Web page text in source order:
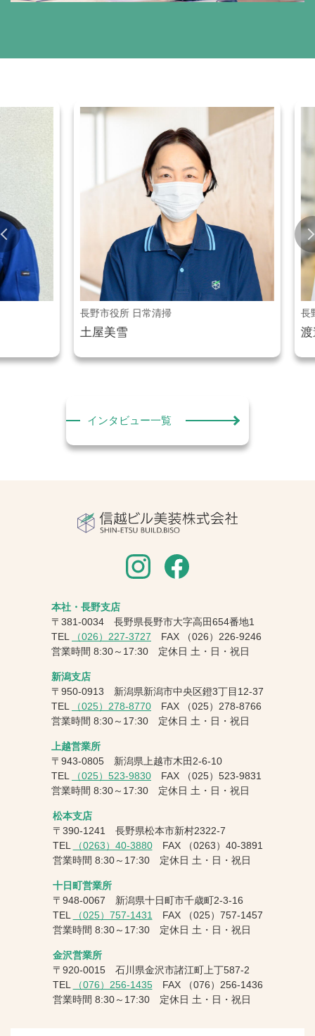
長野市役所 日常清掃
土屋美雪
長野
渡
インタビュー一覧
本社・長野支店
〒381-0034 長野県長野市大字高田654番地1
TEL
（026）227-3727 FAX
（026）226-9246
営業時間 8:30～17:30 定休日 土・日・祝日
新潟支店
〒950-0913 新潟県新潟市中央区鐙3丁目12-37
TEL
（025）278-8770 FAX
（025）278-8766
営業時間 8:30～17:30 定休日 土・日・祝日
上越営業所
〒943-0805 新潟県上越市木田2-6-10
TEL
（025）523-9830 FAX
（025）523-9831
営業時間 8:30～17:30 定休日 土・日・祝日
松本支店
〒390-1241 長野県松本市新村2322-7
TEL
（0263）40-3880FAX
（0263）40-3891
営業時間 8:30～17:30 定休日 土・日・祝日
十日町営業所
〒948-0067 新潟県十日町市千歳町2-3-16
TEL
（025）757-1431 FAX
（025）757-1457
営業時間 8:30～17:30 定休日 土・日・祝日
金沢営業所
〒920-0015 石川県金沢市諸江町上丁587-2
TEL
（076）256-1435FAX
（076）256-1436
営業時間 8:30～17:30 定休日 土・日・祝日